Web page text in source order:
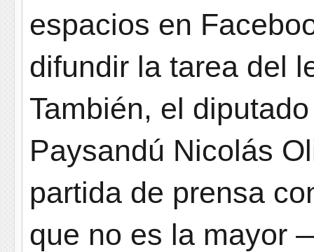
espacios en
difundir la tarea del
También, el
Paysandú Nicolás
partida de prensa
que no es la mayor